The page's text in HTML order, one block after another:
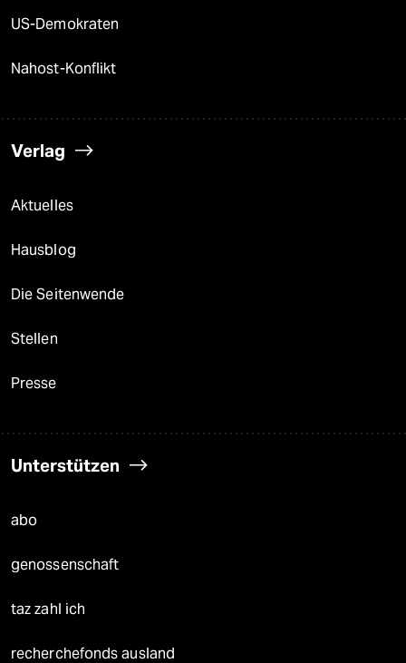
US-Demokraten
Nahost-Konflikt
Verlag
Aktuelles
Hausblog
Die Seitenwende
Stellen
Presse
Unterstützen
abo
genossenschaft
taz zahl ich
recherchefonds ausland